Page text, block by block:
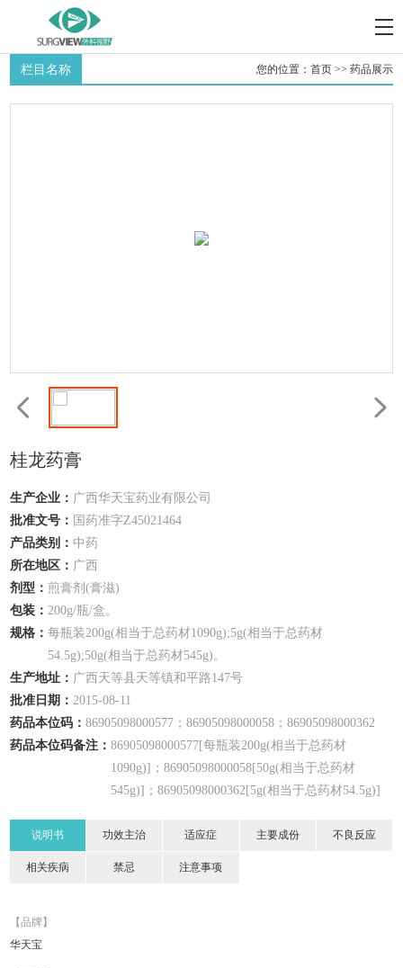
栏目名称 您的位置： 首页>> 药品展示
桂龙药膏
生产企业： 广西华天宝药业有限公司
批准文号： 国药准字Z45021464
产品类别： 中药
所在地区： 广西
剂型：煎膏剂(膏滋)
包装：200g/瓶/盒。
规格：每瓶装200g(相当于总药材1090g);5g(相当于总药材
54.5g);50g(相当于总药材545g)。
生产地址： 广西天等县天等镇和平路147号
批准日期：2015-08-11
药品本位码：86905098000577；86905098000058；86905098000362
药品本位码备注：86905098000577[每瓶装200g(相当于总药材
1090g)]；86905098000058[50g(相当于总药材
545g)]；86905098000362[5g(相当于总药材54.5g)]
说明书 功效主治 适应症 主要成份 不良反应
相关疾病 禁忌 注意事项
【品牌】
华天宝